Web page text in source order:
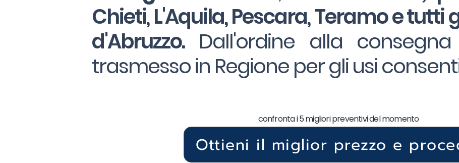
Chieti, L'Aquila, Pescara, Teramo e
d'Abruzzo.Dall'ordine alla consegna
trasmesso in Regione per gli usi
confronta i 5 migliori preventivi del momento
Ottieni il miglior prezzo e